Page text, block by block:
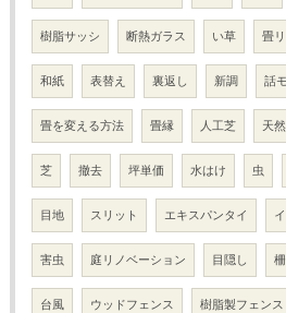
樹脂サッシ 断熱ガラス い草 畳
和紙 表替え 裏返し 新調 話
畳を変える方法 畳縁 人工芝 天
芝 撤去 坪単価 水はけ 虫
目地 スリット エキスパンタイ
害虫 庭リノベーション 目隠し 柵
台風 ウッドフェンス 樹脂製フェンス